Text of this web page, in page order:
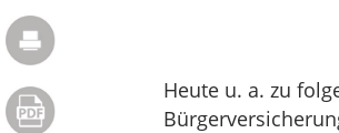
Heute u. a. zu